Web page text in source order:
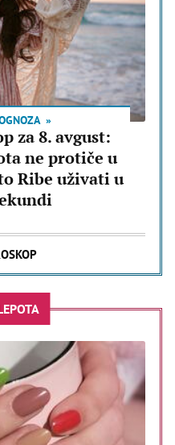
za 8. avgust:
ne protiče u
Ribe uživati u